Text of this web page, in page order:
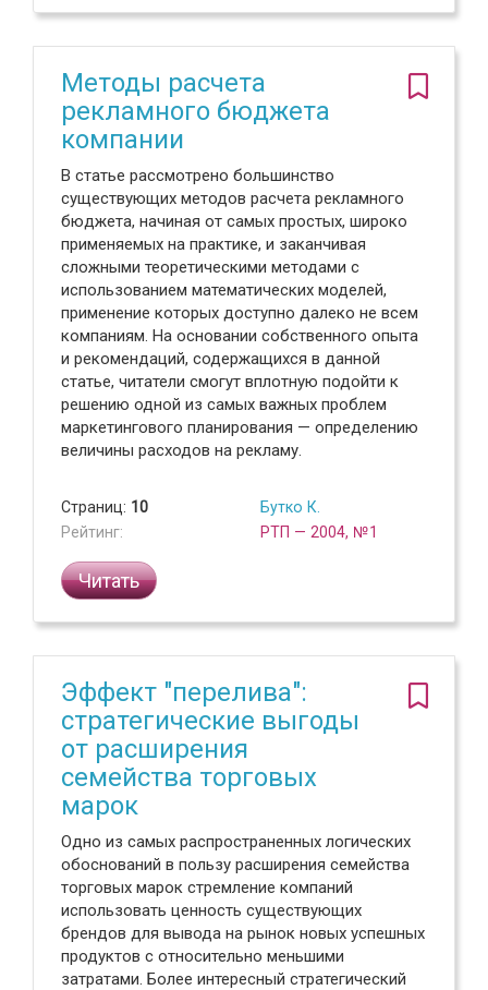
Методы расчета
рекламного бюджета
компании
В статье рассмотрено большинство
существующих методов расчета рекламного
бюджета, начиная от самых простых, широко
применяемых на практике, и заканчивая
сложными теоретическими методами с
использованием математических моделей,
применение которых доступно далеко не всем
компаниям. На основании собственного опыта
и рекомендаций, содержащихся в данной
статье, читатели смогут вплотную подойти к
решению одной из самых важных проблем
маркетингового планирования — определению
величины расходов на рекламу.
Страниц: 10
Рейтинг:
Бутко К.
РТП — 2004, №1
Читать
Эффект "перелива":
стратегические выгоды
от расширения
семейства торговых
марок
Одно из самых распространенных логических
обоснований в пользу расширения семейства
торговых марок стремление компаний
использовать ценность существующих
брендов для вывода на рынок новых успешных
продуктов с относительно меньшими
затратами. Более интересный стратегический